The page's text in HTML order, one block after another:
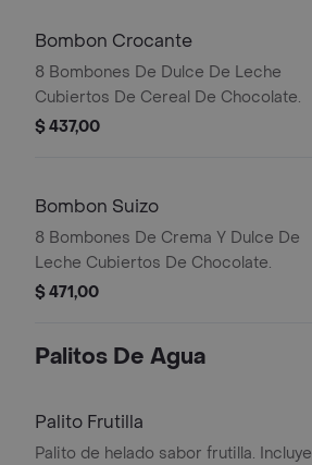
Bombon Crocante
8 Bombones De Dulce De Leche
Cubiertos De Cereal De Chocolate.
$ 437,00
Bombon Suizo
8 Bombones De Crema Y Dulce De
Leche Cubiertos De Chocolate.
$ 471,00
Palitos De Agua
Palito Frutilla
Palito de helado sabor frutilla. Incluye